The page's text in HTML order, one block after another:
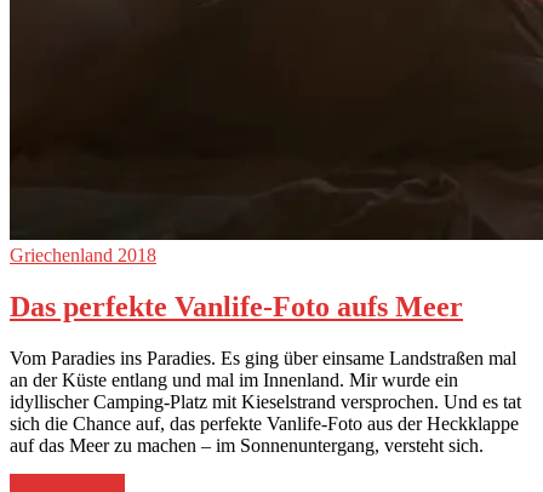
Griechenland 2018
Das perfekte Vanlife-Foto aufs Meer
Vom Paradies ins Paradies. Es ging über einsame Landstraßen mal
an der Küste entlang und mal im Innenland. Mir wurde ein
idyllischer Camping-Platz mit Kieselstrand versprochen. Und es tat
sich die Chance auf, das perfekte Vanlife-Foto aus der Heckklappe
auf das Meer zu machen – im Sonnenuntergang, versteht sich.